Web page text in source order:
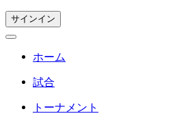
サインイン
ホーム
試合
トーナメント